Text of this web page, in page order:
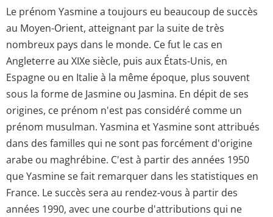
Le prénom Yasmine a toujours eu beaucoup de succès
au Moyen-Orient, atteignant par la suite de très
nombreux pays dans le monde. Ce fut le cas en
Angleterre au XIXe siècle, puis aux États-Unis, en
Espagne ou en Italie à la même époque, plus souvent
sous la forme de Jasmine ou Jasmina. En dépit de ses
origines, ce prénom n'est pas considéré comme un
prénom musulman. Yasmina et Yasmine sont attribués
dans des familles qui ne sont pas forcément d'origine
arabe ou maghrébine. C'est à partir des années 1950
que Yasmine se fait remarquer dans les statistiques en
France. Le succès sera au rendez-vous à partir des
années 1990, avec une courbe d'attributions qui ne